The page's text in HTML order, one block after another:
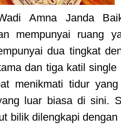
Amna Janda
mempunyai ruang
dua tingkat
dan tiga katil single
menikmati tidur
luar biasa di sini.
bilik dilengkapi dengan